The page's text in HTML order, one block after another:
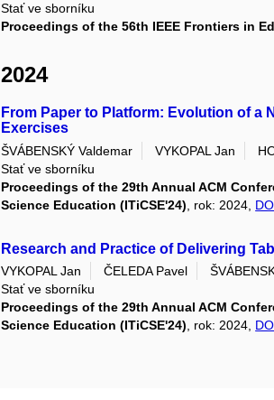
Stať ve sborníku
Proceedings of the 56th IEEE Frontiers in
2024
From Paper to Platform: Evolution of a
Exercises
ŠVÁBENSKÝ Valdemar VYKOPAL Jan
Stať ve sborníku
Proceedings of the 29th Annual ACM
Science Education (ITiCSE'24) , rok: 2024,
Research and Practice of Delivering
VYKOPAL Jan ČELEDA Pavel
Stať ve sborníku
Proceedings of the 29th Annual ACM
Science Education (ITiCSE'24) , rok: 2024,